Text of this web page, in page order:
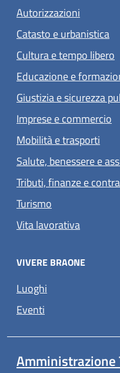
Autorizzazioni
Catasto e urbanistica
Cultura e tempo libero
Educazione e
Giustizia e sicurezza
Imprese e commercio
Mobilità e trasporti
Salute, benessere e
Tributi, finanze e
Turismo
Vita lavorativa
VIVERE BRAONE
Luoghi
Eventi
Amministrazione